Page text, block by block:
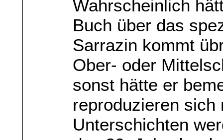
Wahrscheinlich
Buch über das
Sarrazin kommt
Ober- oder
sonst hätte er
reproduzieren sich
Unterschichten